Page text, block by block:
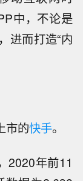
中，不论是
进而打造“内
市的快手。
2020年前11